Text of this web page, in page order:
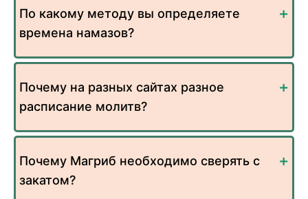
По какому методу вы определяете
времена намазов?
Почему на разных сайтах разное
расписание молитв?
Почему Магриб необходимо сверять с
закатом?